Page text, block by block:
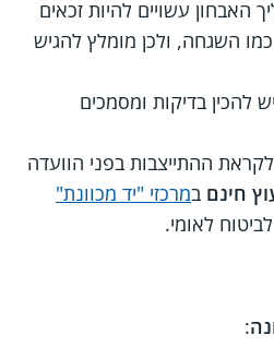
האבחון עשויים להיות זכאים
השגחה, ולכן מומלץ להגיש
יש להכין בדיקות ומסמכים
ההתייצבות בפני הוועדה
חינם במרכזי "יד מכוונת"
לאומי.
: